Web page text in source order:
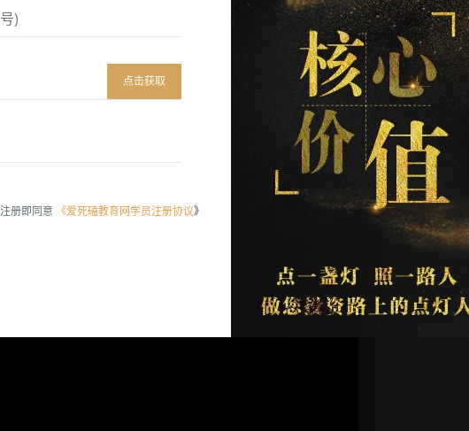
点击获取
注册即同意 《爱死磕教育网学员注册协议》
浏览数：